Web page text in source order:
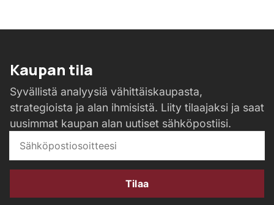
Kaupan tila
Syvällistä analyysiä vähittäiskaupasta,
strategioista ja alan ihmisistä. Liity tilaajaksi ja saat
uusimmat kaupan alan uutiset sähköpostiisi.
Tilaa